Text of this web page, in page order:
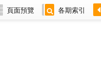
頁面預覽 各期索引